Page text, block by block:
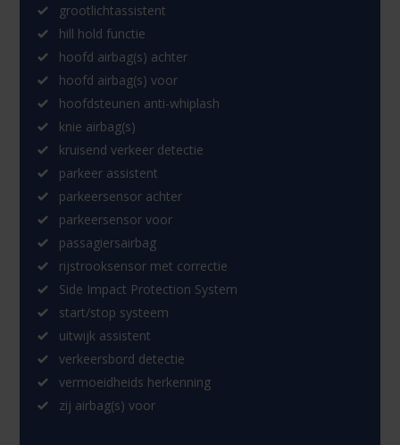
grootlichtassistent
hill hold functie
hoofd airbag(s) achter
hoofd airbag(s) voor
hoofdsteunen anti-whiplash
knie airbag(s)
kruisend verkeer detectie
parkeer assistent
parkeersensor achter
parkeersensor voor
passagiersairbag
rijstrooksensor met correctie
Side Impact Protection System
start/stop systeem
uitwijk assistent
verkeersbord detectie
vermoeidheids herkenning
zij airbag(s) voor